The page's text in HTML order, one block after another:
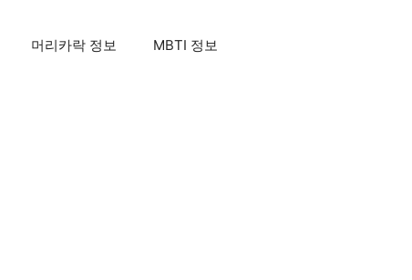
머리카락 정보 MBTI 정보